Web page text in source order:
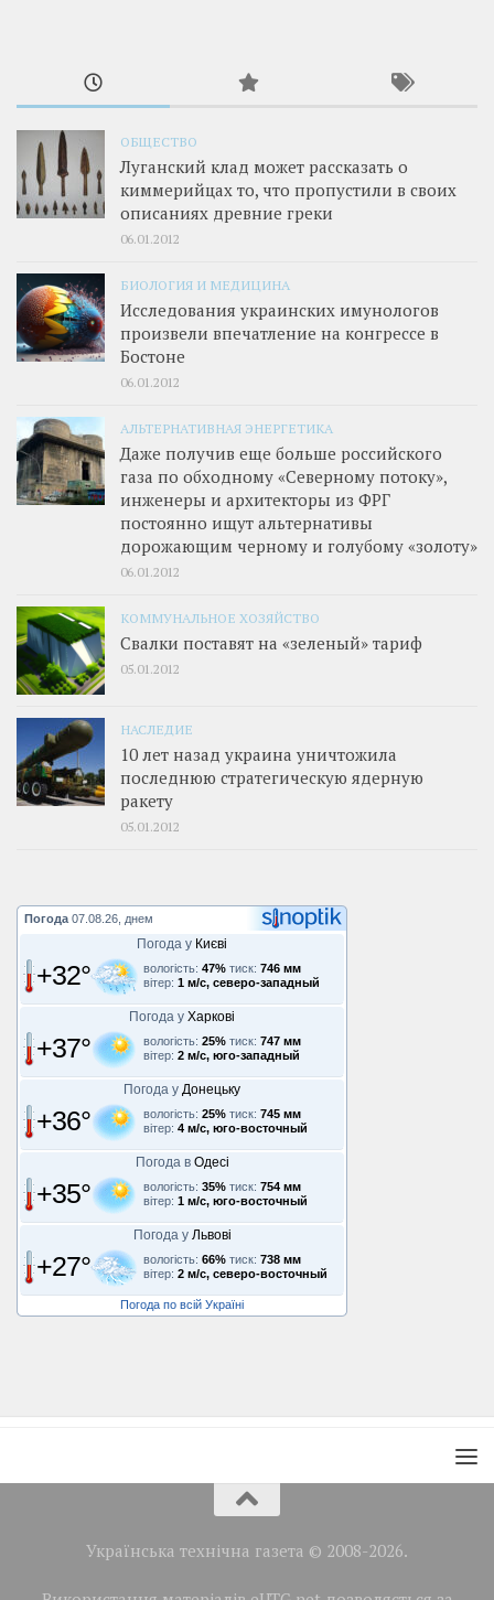
ОБЩЕСТВО
Луганский клад может рассказать о
киммерийцах то, что пропустили в своих
описаниях древние греки
06.01.2012
БИОЛОГИЯ И МЕДИЦИНА
Исследования украинских имунологов
произвели впечатление на конгрессе в
Бостоне
06.01.2012
АЛЬТЕРНАТИВНАЯ ЭНЕРГЕТИКА
Даже получив еще больше российского
газа по обходному «Северному потоку»,
инженеры и архитекторы из ФРГ
постоянно ищут альтернативы
дорожающим черному и голубому «золоту»
06.01.2012
КОММУНАЛЬНОЕ ХОЗЯЙСТВО
Свалки поставят на «зеленый» тариф
05.01.2012
НАСЛЕДИЕ
10 лет назад украина уничтожила
последнюю стратегическую ядерную
ракету
05.01.2012
Погода 07.08.26, днем
Погода у Києві
+32° вологість: 47% тиск: 746 мм
вітер: 1 м/с, северо-западный
Погода у Харкові
+37° вологість: 25% тиск: 747 мм
вітер: 2 м/с, юго-западный
Погода у Донецьку
+36° вологість: 25% тиск: 745 мм
вітер: 4 м/с, юго-восточный
Погода в Одесі
+35° вологість: 35% тиск: 754 мм
вітер: 1 м/с, юго-восточный
Погода у Львові
+27° вологість: 66% тиск: 738 мм
вітер: 2 м/с, северо-восточный
Погода по всій Україні
Українська технічна газета © 2008-2026.